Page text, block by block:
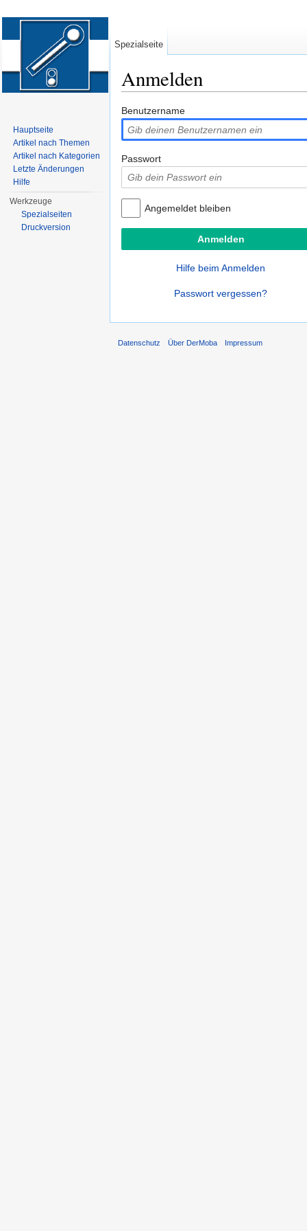
Anmelden
Benutzername
Passwort
Angemeldet bleiben
Hilfe beim Anmelden
Passwort vergessen?
Spezialseite
Hauptseite
Artikel nach Themen
Artikel nach Kategorien
Letzte Änderungen
Hilfe
Werkzeuge
Spezialseiten
Druckversion
Datenschutz Über DerMoba Impressum